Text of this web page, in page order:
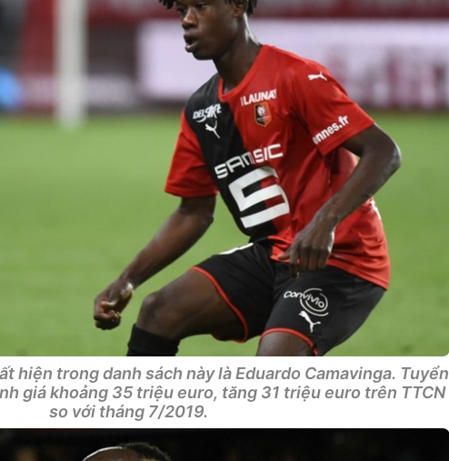
hiện trong danh sách này là Eduardo Camavinga. Tuyển
giá khoảng 35 triệu euro, tăng 31 triệu euro trên TTCN
so với tháng 7/2019.